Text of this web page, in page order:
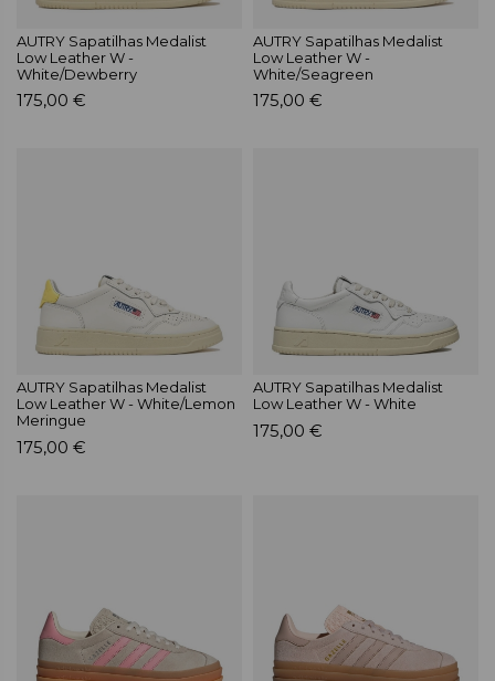
AUTRY Sapatilhas Medalist
Low Leather W -
White/Dewberry
175,00 €
AUTRY Sapatilhas Medalist
Low Leather W -
White/Seagreen
175,00 €
AUTRY Sapatilhas Medalist
Low Leather W - White/Lemon
Meringue
175,00 €
AUTRY Sapatilhas Medalist
Low Leather W - White
175,00 €